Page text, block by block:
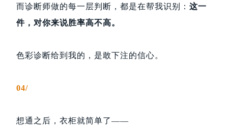
而诊断师做的每一层判断，都是在帮我识别： 这一
件，对你来说胜率高不高。
色彩诊断给到我的，是敢下注的信心。
04/
想通之后，衣柜就简单了——